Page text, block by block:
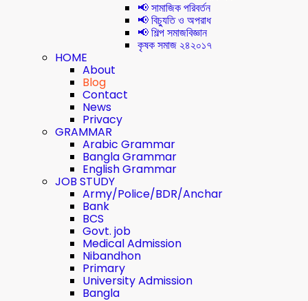
📢 সামাজিক পরিবর্তন
📢 বিচ্যুতি ও অপরাধ
📢 শিল্প সমাজবিজ্ঞান
কৃষক সমাজ ২৪২০১৭
HOME
About
Blog
Contact
News
Privacy
GRAMMAR
Arabic Grammar
Bangla Grammar
English Grammar
JOB STUDY
Army/Police/BDR/Anchar
Bank
BCS
Govt. job
Medical Admission
Nibandhon
Primary
University Admission
Bangla